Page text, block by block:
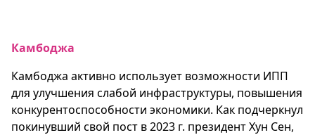
Камбоджа
Камбоджа активно использует возможности ИПП
для улучшения слабой инфраструктуры, повышения
конкурентоспособности экономики. Как подчеркнул
покинувший свой пост в 2023 г. президент Хун Сен,